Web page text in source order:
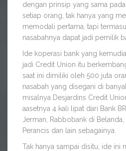
dengan prinsip yang sama
setiap orang, tak hanya yang
memodali pertama, tapi
nasabahnya dapat jadi pemilik
Ide koperasi bank yang
jadi Credit Union itu
saat ini dimiliki oleh 500 juta
nasabah yang disegani di
misalnya Desjardins Credit
aasetnya 4 kali lipat dari Bank
Jerman, Rabbobank di
Perancis dan lain sebagainya.
Tak hanya sampai disitu, ide ini